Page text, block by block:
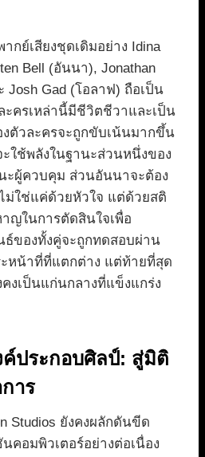
กย์เสียงชุดเดิมอย่าง Idina
Bell (อันนา), Jonathan
Josh Gad (โอลาฟ) ถือเป็น
ครเหล่านี้มีชีวิตชีวาและเป็น
ตัวละครจะถูกขับเน้นมากขึ้น
ะใช้พลังในฐานะส่วนหนึ่งของ
ะผู้ควบคุม ส่วนอันนาจะต้อง
ใช่แค่ด้วยหัวใจ แต่ด้วยสติ
ญในการตัดสินใจเพื่อ
ของทั้งคู่จะถูกทดสอบผ่าน
หน้าที่ที่แตกต่าง แต่ท้ายที่สุด
งเป็นแก่นกลางที่แข็งแกร่ง
ค์ประกอบศิลป์: สู่มิติ
าร
Studios ยังคงผลักดันขีด
คอมพิวเตอร์อย่างต่อเนื่อง